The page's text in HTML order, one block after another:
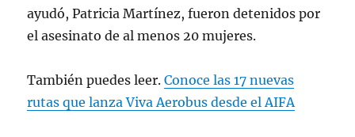
ayudó, Patricia Martínez, fueron detenidos por
el asesinato de al menos 20 mujeres.
También puedes leer.Conoce las 17 nuevas
rutas que lanza Viva Aerobus desde el AIFA